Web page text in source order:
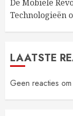
De Mobiele
Technologieën
LAATSTE
Geen reacties